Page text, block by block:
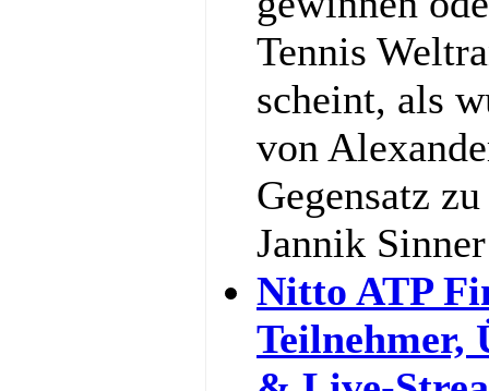
Tennis
scheint, als
von
Gegensatz
Jannik
Nitto ATP
Teilnehmer,